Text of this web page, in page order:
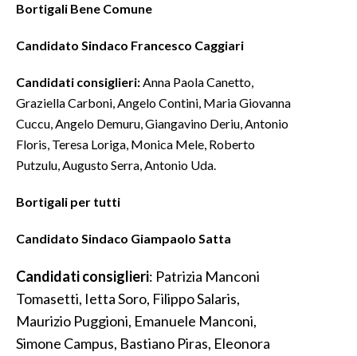
ALTRI SPORT
GOSSIP
SALUTE
SARDEGNA TURISMO
SARDI NEL MONDO
NOTIZIE
EVENTI
Bortigali Bene Comune
Candidato Sindaco Francesco Caggiari
Candidati consiglieri:Anna Paola Canetto,
Graziella Carboni, Angelo Contini, Maria Giovanna
Cuccu, Angelo Demuru, Giangavino Deriu, Antonio
Floris, Teresa Loriga, Monica Mele, Roberto
Putzulu, Augusto Serra, Antonio Uda.
Bortigali per tutti
Candidato Sindaco Giampaolo Satta
Candidati consiglieri: Patrizia Manconi
Tomasetti, Ietta Soro, Filippo Salaris,
Maurizio Puggioni, Emanuele Manconi,
Simone Campus, Bastiano Piras, Eleonora